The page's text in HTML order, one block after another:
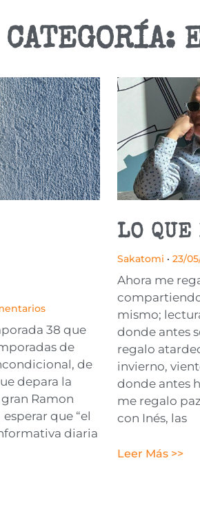
CATEGORÍA:
38 que
de
de
depara la
Ramon
que “el
diaria
LO QUE
Sakatomi 23/
Ahora me
mismo;
donde antes
regalo
invierno,
donde antes
me regalo
con Inés, las
Leer Más >>